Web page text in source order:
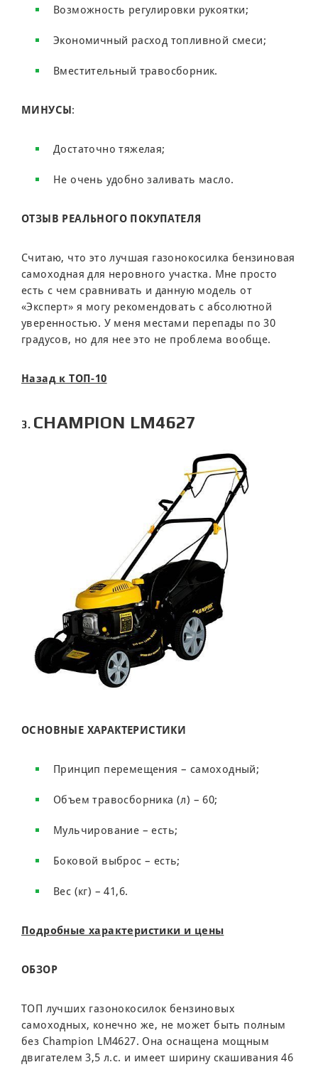
Возможность регулировки рукоятки;
Экономичный расход топливной смеси;
Вместительный травосборник.
МИНУСЫ :
Достаточно тяжелая;
Не очень удобно заливать масло.
ОТЗЫВ РЕАЛЬНОГО ПОКУПАТЕЛЯ
Считаю, что это лучшая газонокосилка бензиновая
самоходная для неровного участка. Мне просто
есть с чем сравнивать и данную модель от
«Эксперт» я могу рекомендовать с абсолютной
уверенностью. У меня местами перепады по 30
градусов, но для нее это не проблема вообще.
Назад к ТОП-10
3. CHAMPION LM4627
ОСНОВНЫЕ ХАРАКТЕРИСТИКИ
Принцип перемещения – самоходный;
Объем травосборника (л) – 60;
Мульчирование – есть;
Боковой выброс – есть;
Вес (кг) – 41,6.
Подробные характеристики и цены
ОБЗОР
ТОП лучших газонокосилок бензиновых
самоходных, конечно же, не может быть полным
без Champion LM4627. Она оснащена мощным
двигателем 3,5 л.с. и имеет ширину скашивания 46